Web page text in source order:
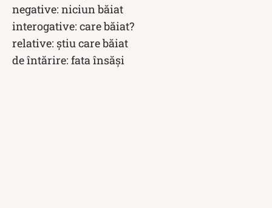
negative: niciun băiat
interogative: care băiat?
relative: știu care băiat
de întărire: fata însăși